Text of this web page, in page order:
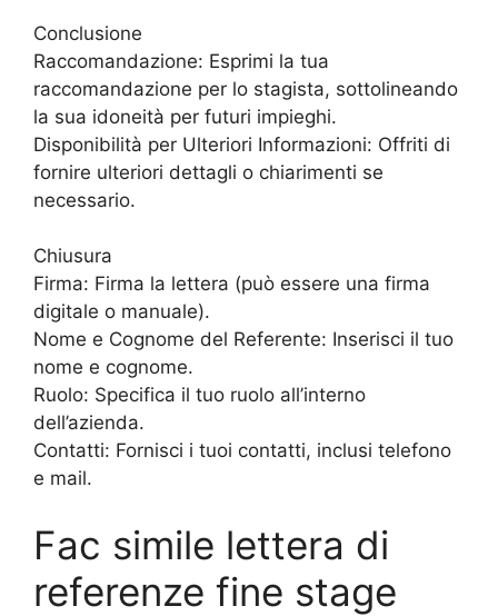
Conclusione
Raccomandazione: Esprimi la tua
raccomandazione per lo stagista, sottolineando
la sua idoneità per futuri impieghi.
Disponibilità per Ulteriori Informazioni: Offriti di
fornire ulteriori dettagli o chiarimenti se
necessario.
Chiusura
Firma: Firma la lettera (può essere una firma
digitale o manuale).
Nome e Cognome del Referente: Inserisci il tuo
nome e cognome.
Ruolo: Specifica il tuo ruolo all’interno
dell’azienda.
Contatti: Fornisci i tuoi contatti, inclusi telefono
e mail.
Fac simile lettera di
referenze fine stage